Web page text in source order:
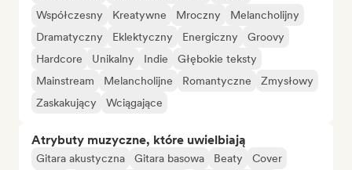
Współczesny
Kreatywne Mroczny
Melancholijny
Dramatyczny
Eklektyczny Energiczny
Groovy
Hardcore
Unikalny Indie
Głębokie teksty
Mainstream
Melancholijne Romantyczne
Zmysłowy
Zaskakujący
Wciągające
Atrybuty muzyczne, które uwielbiają
Gitara akustyczna Gitara basowa Beaty Cover